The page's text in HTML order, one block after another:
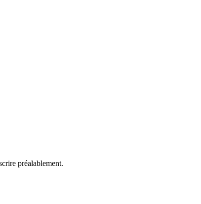
préalablement.